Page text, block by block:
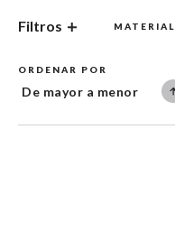
Filtros
ORDENAR POR